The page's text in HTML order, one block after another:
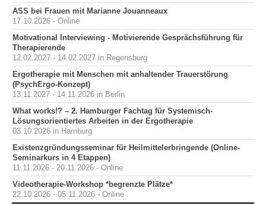
ASS bei Frauen mit Marianne Jouanneaux
17.10.2026 - Online
Motivational Interviewing - Motivierende Gesprächsführung für
Therapierende
12.02.2027 - 14.02.2027 in Regensburg
Ergotherapie mit Menschen mit anhaltender Trauerstörung
(PsychErgo-Konzept)
13.11.2027 - 14.11.2026 in Berlin
What works!? – 2. Hamburger Fachtag für Systemisch-
Lösungsorientiertes Arbeiten in der Ergotherapie
03.10.2026 in Hamburg
Existenzgründungsseminar für Heilmittelerbringende (Online-
Seminarkurs in 4 Etappen)
11.11.2026 - 20.11.2026 - Online
Videotherapie-Workshop *begrenzte Plätze*
22.10.2026 - 05.11.2026 - Online